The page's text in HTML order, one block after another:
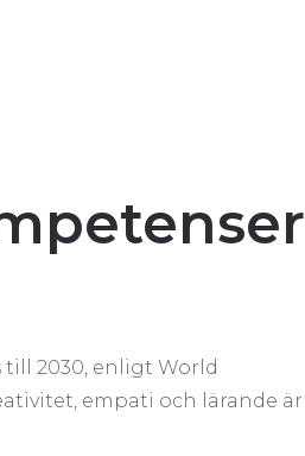
2030, enligt World
empati och lärande är